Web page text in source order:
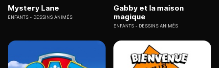
Mystery Lane
ENFANTS DESSINS ANIMÉS
Gabby et la maison
magique
ENFANTS DESSINS ANIMÉS